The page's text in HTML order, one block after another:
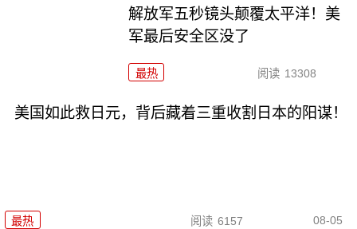
解放军五秒镜头颠覆太平洋！美
军最后安全区没了
最热 阅读 13308
美国如此救日元，背后藏着三重收割日本的阳谋！
最热 阅读 6157 08-05